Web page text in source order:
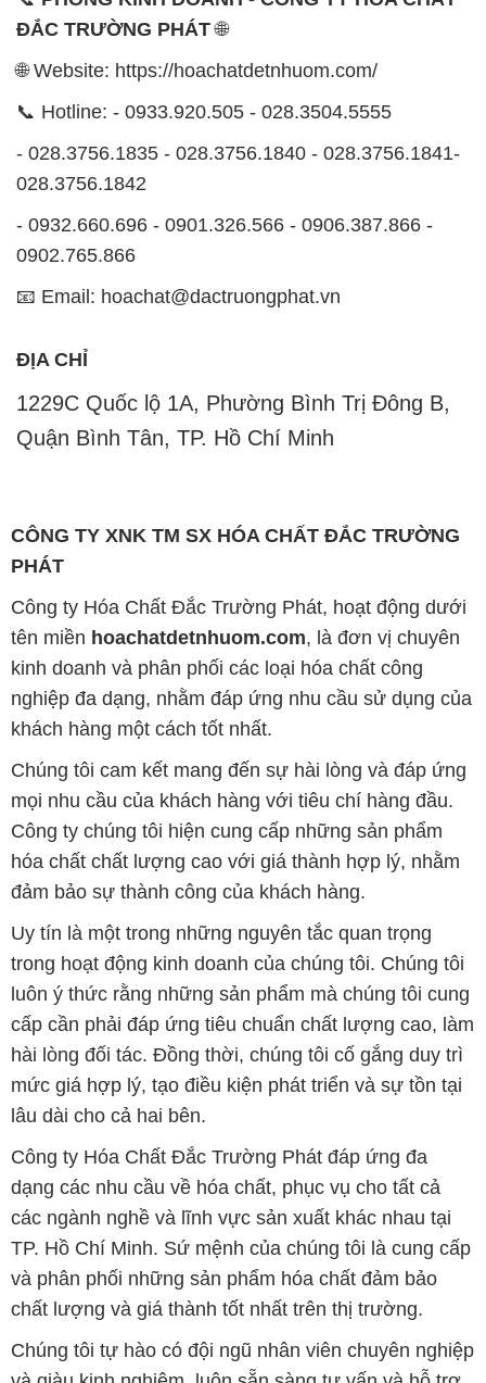
- 028.3756.1835 - 028.3756.1840 - 028.3756.1841-
0902.765.866
📧 Email: hoachat@dactruongphat.vn
ĐỊA CHỈ
1229C Quốc lộ 1A, Phường Bình Trị Đông B,
Quận Bình Tân, TP. Hồ Chí Minh
CÔNG TY XNK TM SX HÓA CHẤT ĐẮC TRƯỜNG
PHÁT
kinh doanh và phân phối các loại hóa chất công
nghiệp đa dạng, nhằm đáp ứng nhu cầu sử dụng của
khách hàng một cách tốt nhất.
Chúng tôi cam kết mang đến sự hài lòng và đáp ứng
mọi nhu cầu của khách hàng với tiêu chí hàng đầu.
Công ty chúng tôi hiện cung cấp những sản phẩm
hóa chất chất lượng cao với giá thành hợp lý, nhằm
đảm bảo sự thành công của khách hàng.
Uy tín là một trong những nguyên tắc quan trọng
trong hoạt động kinh doanh của chúng tôi. Chúng tôi
luôn ý thức rằng những sản phẩm mà chúng tôi cung
cấp cần phải đáp ứng tiêu chuẩn chất lượng cao, làm
hài lòng đối tác. Đồng thời, chúng tôi cố gắng duy trì
mức giá hợp lý, tạo điều kiện phát triển và sự tồn tại
lâu dài cho cả hai bên.
Công ty Hóa Chất Đắc Trường Phát đáp ứng đa
dạng các nhu cầu về hóa chất, phục vụ cho tất cả
các ngành nghề và lĩnh vực sản xuất khác nhau tại
TP. Hồ Chí Minh. Sứ mệnh của chúng tôi là cung cấp
và phân phối những sản phẩm hóa chất đảm bảo
chất lượng và giá thành tốt nhất trên thị trường.
Chúng tôi tự hào có đội ngũ nhân viên chuyên nghiệp
và giàu kinh nghiệm, luôn sẵn sàng tư vấn và hỗ trợ
khách hàng một cách chuyên nghiệp. Đội ngũ của
chúng tôi đảm bảo mang lại sự hài lòng và thành
công cho khách hàng.